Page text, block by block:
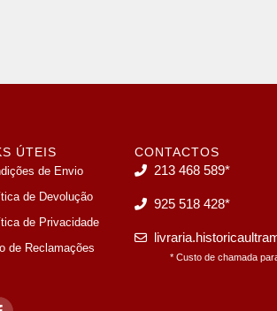
ÚTEIS
de Envio
de Devolução
de Privacidade
de Reclamações
CONTACTOS
213 468 589*
925 518 428*
* Custo de chamada